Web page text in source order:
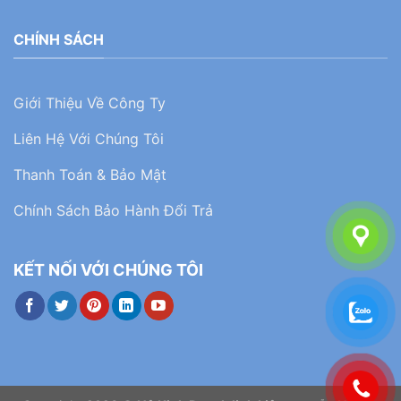
CHÍNH SÁCH
Giới Thiệu Về Công Ty
Liên Hệ Với Chúng Tôi
Thanh Toán & Bảo Mật
Chính Sách Bảo Hành Đổi Trả
KẾT NỐI VỚI CHÚNG TÔI